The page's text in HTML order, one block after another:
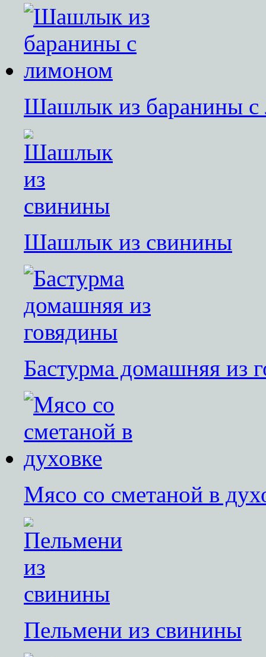
Шашлык из баранины с
Шашлык из свинины
Бастурма домашняя из
Мясо со сметаной в
Пельмени из свинины